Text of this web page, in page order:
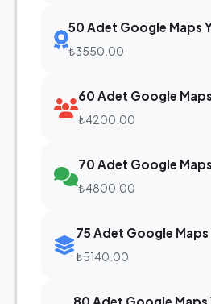
50 Adet Google Maps
₺3550.00
60 Adet Google Maps
₺4200.00
70 Adet Google Maps
₺4800.00
75 Adet Google Maps
₺5140.00